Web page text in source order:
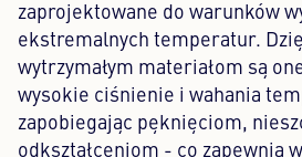
zaprojektowane do warunków
ekstremalnych temperatur.
wytrzymałym materiałom są
wysokie ciśnienie i wahania
zapobiegając pęknięciom,
odkształceniom - co zapewnia